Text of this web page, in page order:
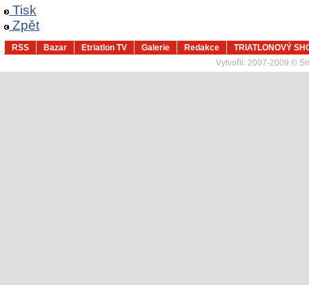
Tisk
Zpět
RSS Bazar Etriatlon TV Galerie Redakce
TRIATLONOVÝ
Vytvořil: 2007-2009 ©